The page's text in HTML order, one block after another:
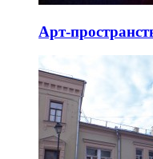
Арт-